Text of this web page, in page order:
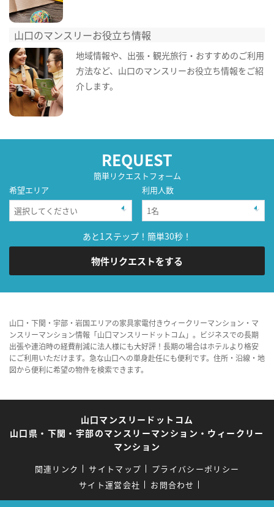
山口のマンスリーお役立ち情報
地域情報や、出張・観光旅行・おすすめのご利用
方法など、山口のマンスリーお役立ち情報をご紹
介します。
REQUEST
簡単リクエストフォーム
希望エリア
利用人数
あと1ステップ！簡単30秒！
物件リクエストをする
山口・下関・宇部・岩国エリアの家具家電付きウィークリーマンション・マ
ンスリーマンション情報「山口マンスリードットコム」。ビジネスでの長期
出張や連泊時の経費削減に法人様にも大好評！長期の場合はホテルより格安
にご利用いただけます。急な山口への単身赴任にも便利です。住所・沿線・地
図から便利に希望の物件を検索できます。
山口マンスリードットコム
山口県・下関・宇部のマンスリーマンション・ウィークリー
マンション
関連リンク サイトマップ
プライバシーポリシー
サイト運営会社
お問合わせ